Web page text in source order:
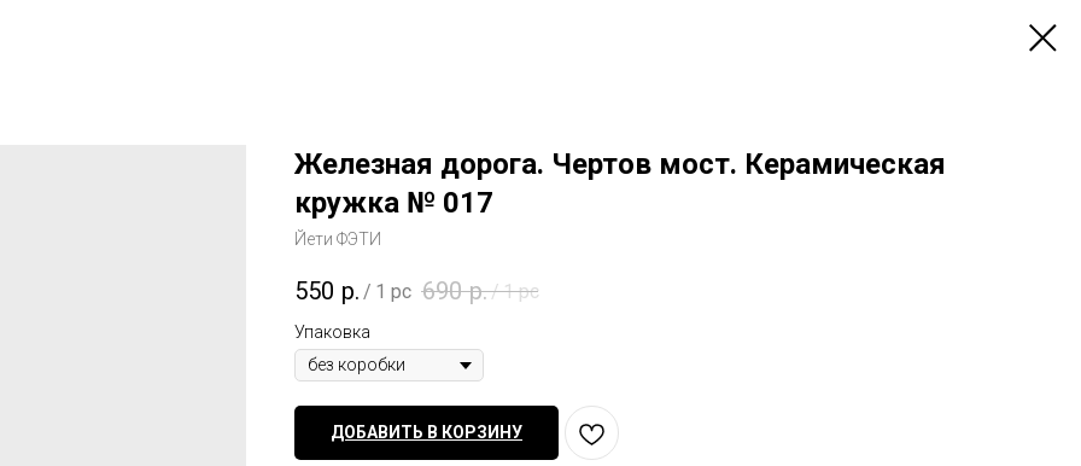
Железная дорога. Чертов мост. Керамическая
кружка № 017
Йети ФЭТИ
550 р. / 1 pc 690 р./1 pc
Упаковка
ДОБАВИТЬ В КОРЗИНУ